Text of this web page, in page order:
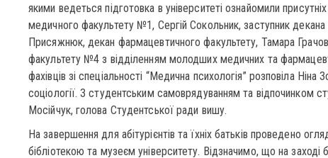
якими ведеться підготовка в університеті ознайомили
медичного факультету №1, Сергій Сокольник, заступник
Присяжнюк, декан фармацевтичного факультету, Тамара
факультету №4 з відділенням молодших медичних та
фахівців зі спеціальності “Медична психологія” розповіла Ніна
соціології. З студентським самоврядуванням та відпочинком
Мосійчук, голова Студентської ради вишу.
На завершення для абітурієнтів та їхніх батьків проведено
бібліотекою та музеєм університету. Відзначимо, що на заході